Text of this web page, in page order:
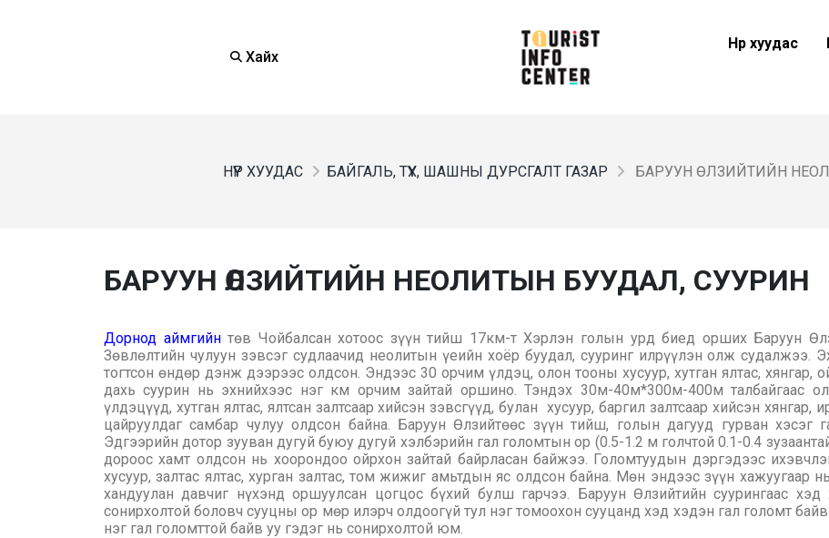
Хайх
Нүүр хуудас
НҮҮР ХУУДАС БАЙГАЛЬ, ТҮҮХ, ШАШНЫ ДУРСГАЛТ ГАЗАР БАРУУН ӨЛЗИЙТИЙН
БАРУУН ӨЛЗИЙТИЙН НЕОЛИТЫН БУУДАЛ, СУУРИН
Дорнод аймгийнтөв Чойбалсан хотоос зүүн тийш 17км-т Хэрлэн голын урд биед орших Баруун
Зөвлөлтийн чулуун зэвсэг судлаачид неолитын үеийн хоёр буудал, сууринг илрүүлэн олж судалжээ.
тогтсон өндөр дэнж дээрээс олдсон. Эндээс 30 орчим үлдэц, олон тооны хусуур, хутган ялтас, хянгар,
дахь суурин нь эхнийхээс нэг км орчим зайтай оршино. Тэндэх 30м-40м*300м-400м талбайгаас
үлдэцүүд, хутган ялтас, ялтсан залтсаар хийсэн зэвсгүүд, булан хусуур, баргил залтсаар хийсэн хянгар,
цайруулдаг самбар чулуу олдсон байна. Баруун Өлзийтөөс зүүн тийш, голын дагууд гурван
Эдгээрийн дотор зууван дугуй буюу дугуй хэлбэрийн гал голомтын ор (0.5-1.2 м голчтой 0.1-0.4
дороос хамт олдсон нь хоорондоо ойрхон зайтай байрласан байжээ. Голомтуудын дэргэдээс
хусуур, залтас ялтас, хурган залтас, том жижиг амьтдын яс олдсон байна. Мөн эндээс зүүн хажуугаар
хандуулан давчиг нүхэнд оршуулсан цогцос бүхий булш гарчээ. Баруун Өлзийтийн суурингаас
сонирхолтой боловч сууцны ор мөр илэрч олдоогүй тул нэг томоохон сууцанд хэд хэдэн гал голомт
нэг гал голомттой байв уу гэдэг нь сонирхолтой юм.